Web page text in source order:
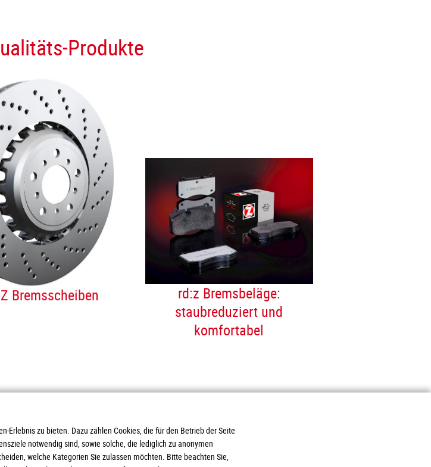
Erlebnis zu bieten. Dazu zählen Cookies, die für den Betrieb der Seite
notwendig sind, sowie solche, die lediglich zu anonymen
welche Kategorien Sie zulassen möchten. Bitte beachten Sie,
Produkte
Bremsscheiben
rd:z Bremsbeläge:
staubreduziert und
komfortabel
Produkte
Service